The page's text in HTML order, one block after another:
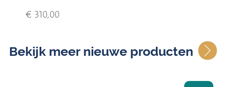
€ 310,00
Bekijk meer nieuwe producten